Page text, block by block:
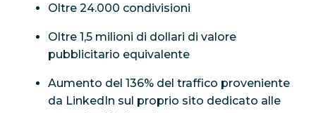
Oltre 24.000 condivisioni
Oltre 1,5 milioni di dollari di valore
pubblicitario equivalente
Aumento del 136% del traffico proveniente
da LinkedIn sul proprio sito dedicato alle